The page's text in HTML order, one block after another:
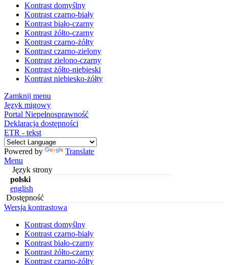
Kontrast domyślny
Kontrast czarno-biały
Kontrast biało-czarny
Kontrast żółto-czarny
Kontrast czarno-żółty
Kontrast czarno-zielony
Kontrast zielono-czarny
Kontrast żółto-niebieski
Kontrast niebiesko-żółty
Zamknij menu
Język migowy
Portal Niepełnosprawność
Deklaracja dostępności
ETR - tekst
Powered by
Translate
Menu
Język strony
polski
english
Dostępność
Wersja kontrastowa
Kontrast domyślny
Kontrast czarno-biały
Kontrast biało-czarny
Kontrast żółto-czarny
Kontrast czarno-żółty